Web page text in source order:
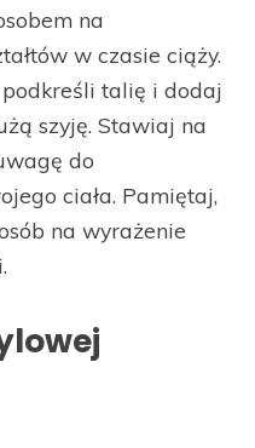
na
w czasie ciąży.
talię i dodaj
szyję. Stawiaj na
do
ciała. Pamiętaj,
na wyrażenie